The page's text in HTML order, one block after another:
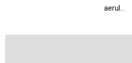
aerul…